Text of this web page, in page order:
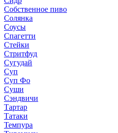
Собственное пиво
Солянка
Соусы
Спагетти
Стейки
Стритфуд
Сугудай
Суп
Суп Фо
Суши
Сэндвичи
Тартар
Татаки
Темпура